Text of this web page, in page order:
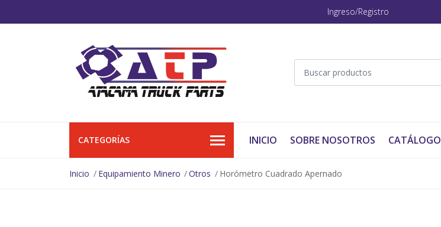
Ingreso/Registro
CATEGORÍAS INICIO SOBRE NOSOTROS CATÁLOGO
Inicio Equipamiento Minero Otros Horómetro Cuadrado Apernado